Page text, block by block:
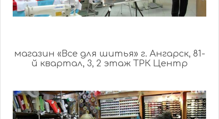
магазин «Все для шитья» г. Ангарск, 81-
й квартал, 3, 2 этаж ТРК Центр